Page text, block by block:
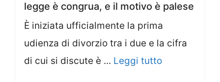
legge è congrua, e il motivo è palese
È iniziata ufficialmente la prima
udienza di divorzio tra i due e la cifra
di cui si discute è ... Leggi tutto